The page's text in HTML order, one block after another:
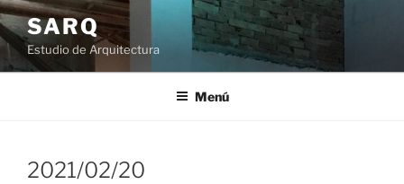
Saltar
al
contenido
SARQ
Estudio de Arquitectura
Menú
2021/02/20